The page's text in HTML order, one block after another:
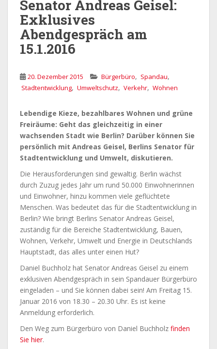
Senator Andreas Geisel:
Exklusives
Abendgespräch am
15.1.2016
20. Dezember 2015 Bürgerbüro, Spandau,
Stadtentwicklung, Umweltschutz, Verkehr, Wohnen
Lebendige Kieze, bezahlbares Wohnen und grüne
Freiräume: Geht das gleichzeitig in einer
wachsenden Stadt wie Berlin? Darüber können Sie
persönlich mit Andreas Geisel, Berlins Senator für
Stadtentwicklung und Umwelt, diskutieren.
Die Herausforderungen sind gewaltig. Berlin wächst
durch Zuzug jedes Jahr um rund 50.000 Einwohnerinnen
und Einwohner, hinzu kommen viele geflüchtete
Menschen. Was bedeutet das für die Stadtentwicklung in
Berlin? Wie bringt Berlins Senator Andreas Geisel,
zuständig für die Bereiche Stadtentwicklung, Bauen,
Wohnen, Verkehr, Umwelt und Energie in Deutschlands
Hauptstadt, das alles unter einen Hut?
Daniel Buchholz hat Senator Andreas Geisel zu einem
exklusiven Abendgespräch in sein Spandauer Bürgerbüro
eingeladen – und Sie können dabei sein! Am Freitag 15.
Januar 2016 von 18.30 – 20.30 Uhr. Es ist keine
Anmeldung erforderlich.
Den Weg zum Bürgerbüro von Daniel Buchholz finden
Sie hier.